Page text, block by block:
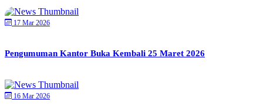
17 Mar 2026
Pengumuman Kantor Buka Kembali 25 Maret 2026
16 Mar 2026